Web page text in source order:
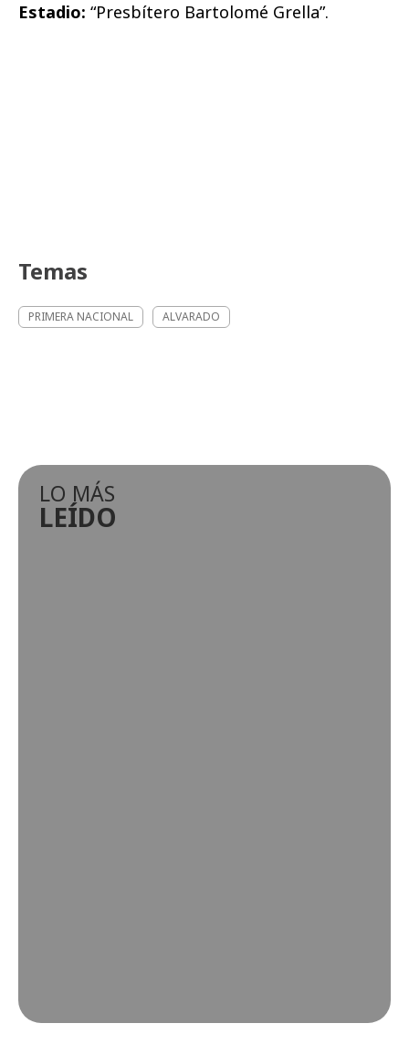
Estadio: “Presbítero Bartolomé Grella”.
Temas
PRIMERA NACIONAL ALVARADO
LO MÁS
LEÍDO